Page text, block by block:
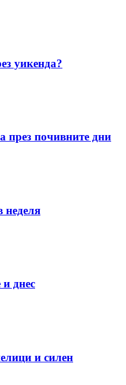
уикенда?
през почивните дни
неделя
днес
и силен